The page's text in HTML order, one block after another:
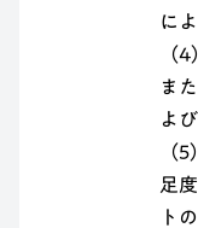
に
（
ま
よ
（
足
ト